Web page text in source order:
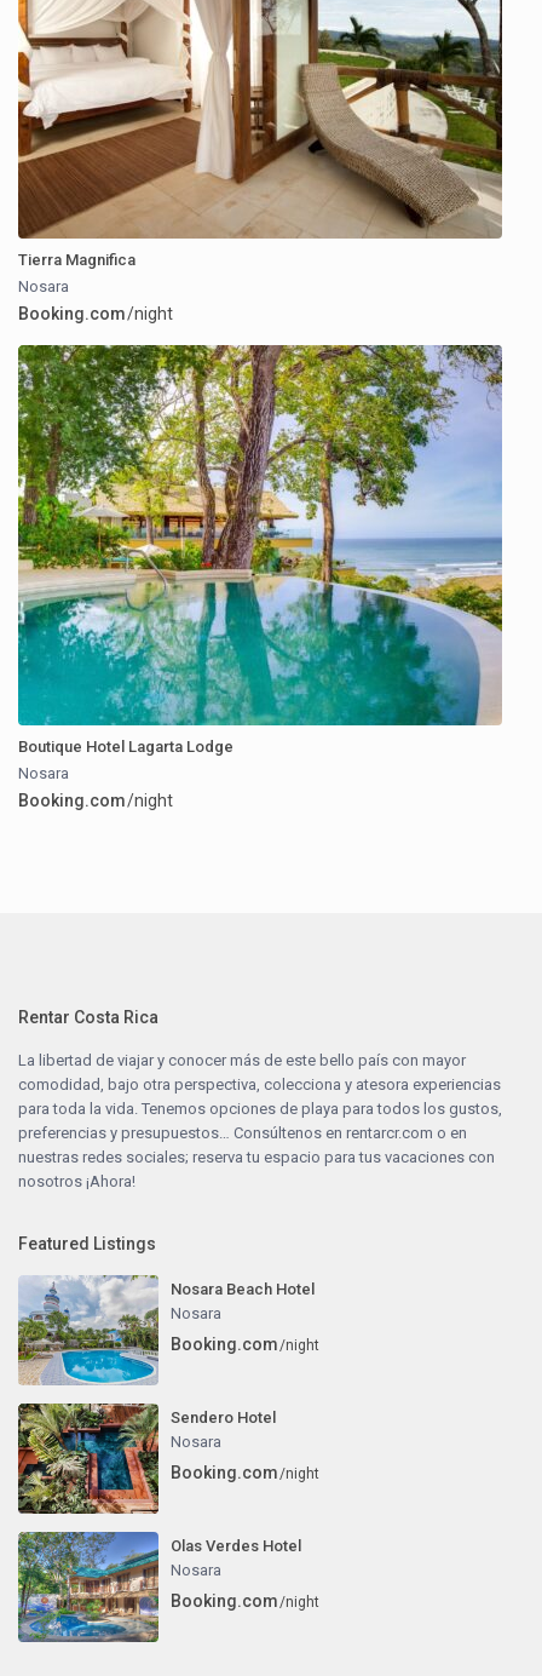
Tierra Magnifica
Nosara
Booking.com/night
Boutique Hotel Lagarta Lodge
Nosara
Booking.com/night
Rentar Costa Rica
La libertad de viajar y conocer más de este bello país con mayor
comodidad, bajo otra perspectiva, colecciona y atesora experiencias
para toda la vida. Tenemos opciones de playa para todos los gustos,
preferencias y presupuestos… Consúltenos enrentarcr.com o en
nuestras redes sociales; reserva tu espacio para tus vacaciones con
nosotros ¡Ahora!
Featured Listings
Nosara Beach Hotel
Nosara
Booking.com/night
Sendero Hotel
Nosara
Booking.com/night
Olas Verdes Hotel
Nosara
Booking.com/night